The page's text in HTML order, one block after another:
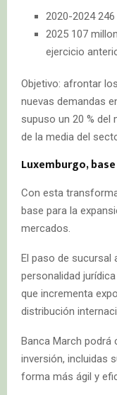
2020-2024
2025 107
ejercicio
Objetivo: afrontar
nuevas demandas
supuso un 20 % del
de la media del
Luxemburgo,
Con esta
base para la
mercados.
El paso de sucursal
personalidad
que incrementa
distribución
Banca March
inversión, incluidas
forma más ágil y